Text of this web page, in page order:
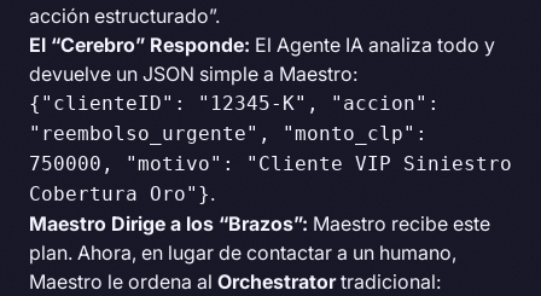
acción estructurado”.
El “Cerebro” Responde: El Agente IA analiza todo y
devuelve un JSON simple a Maestro:
{"clienteID": "12345-K", "accion":
"reembolso_urgente", "monto_clp":
750000, "motivo": "Cliente VIP Siniestro
Cobertura Oro"}.
Maestro Dirige a los “Brazos”: Maestro recibe este
plan. Ahora, en lugar de contactar a un humano,
Maestro le ordena al Orchestratortradicional: